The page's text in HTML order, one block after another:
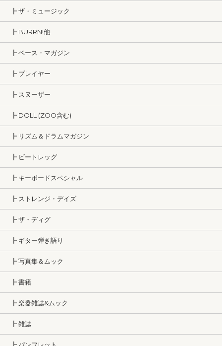
┣ ザ・ミュージック
┣ BURRN!他
┣ ベース・マガジン
┣ プレイヤー
┣ スヌーザー
┣ DOLL (ZOO含む)
┣ リズム＆ドラムマガジン
┣ ビートレッグ
┣ キーボードスペシャル
┣ ストレンジ・デイズ
┣ ザ・ディグ
┣ ギター弾き語り
┣ 写真集＆ムック
┣ 書籍
┣ 楽器雑誌&ムック
┣ 雑誌